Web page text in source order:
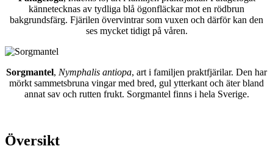
kännetecknas av tydliga blå ögonfläckar mot en rödbrun
bakgrundsfärg. Fjärilen övervintrar som vuxen och därför kan den
ses mycket tidigt på våren.
Sorgmantel, Nymphalis antiopa, art i familjen praktfjärilar. Den har
mörkt sammetsbruna vingar med bred, gul ytterkant och äter bland
annat sav och rutten frukt. Sorgmantel finns i hela Sverige.
Översikt